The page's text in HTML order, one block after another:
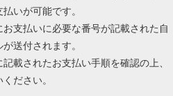
いが可能です。
お支払いに必要な番号が記載された自
送付されます。
記載されたお支払い手順を確認の上、
ださい。